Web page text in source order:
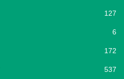
127
6
172
537